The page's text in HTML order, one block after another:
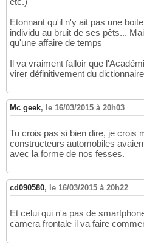
Etonnant qu'il n'y ait pas une
individu au bruit de ses pêts...
qu'une affaire de temps
Il va vraiment falloir que
virer définitivement du
Mc geek, le 16/03/2015 à 20h03
Tu crois pas si bien dire, je crois
constructeurs automobiles
avec la forme de nos fesses.
cd090580, le 16/03/2015 à 20h22
Et celui qui n'a pas de
camera frontale il va faire